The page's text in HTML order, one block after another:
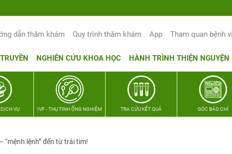
dẫn thăm khám Quy trình thăm khám App Tham quan bệnh
NGHIÊN CỨU KHOA HỌC HÀNH TRÌNH THIỆN NGUYỆN
VỤ IVF - THỤ TINH ỐNG NGHIỆM TRA CỨU KẾT QUẢ GÓC BÁO CHÍ
“mệnh lệnh” đến từ trái tim!